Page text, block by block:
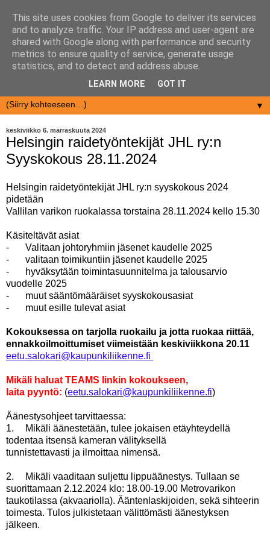
▼
keskiviikko 6. marraskuuta 2024
Helsingin raidetyöntekijät JHL ry:n
Syyskokous 28.11.2024
Helsingin raidetyöntekijät JHL ry:n syyskokous 2024
pidetään
Vallilan varikon ruokalassa torstaina 28.11.2024 kello 15.30
Käsiteltävät asiat
-
Valitaan johtoryhmiin jäsenet kaudelle 2025
-
valitaan toimikuntiin jäsenet kaudelle 2025
-
hyväksytään toimintasuunnitelma ja talousarvio
vuodelle 2025
-
muut sääntömääräiset syyskokousasiat
-
muut esille tulevat asiat
Kokouksessa on tarjolla ruokailu ja jotta ruokaa riittää,
ennakkoilmoittumiset viimeistään keskiviikkona 20.11
eetu.salokari@kaupunkiliikenne.fi
Mikäli haluat TEAMS linkin kokoukseen,
laita pyyntö: (eetu.salokari@kaupunkiliikenne.fi)
Äänestysohjeet tarvittaessa:
1.
Mikäli äänestetään, tulee jokaisen etäyhteydellä
todentaa itsensä kameran välityksellä
tunnistettavasti ja ilmoittaa nimensä.
2.
Mikäli vaaditaan suljettu lippuäänestys. Tullaan se
suorittamaan 2.12.2024 klo: 18.00-19.00 Metrovarikon
taukotilassa (akvaariolla). Ääntenlaskijoiden, sekä sihteerin
toimesta. Tulos julkistetaan välittömästi äänestyksen
jälkeen.
This site uses cookies from Google to deliver its services
and to analyze traffic. Your IP address and user-agent are
shared with Google along with performance and security
metrics to ensure quality of service, generate usage
statistics, and to detect and address abuse.
LEARN MORE GOT IT